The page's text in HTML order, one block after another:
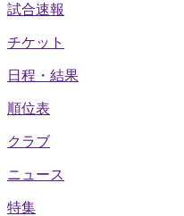
試合速報
チケット
日程・結果
順位表
クラブ
ニュース
特集